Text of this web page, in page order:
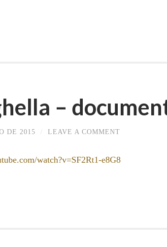
–
DE 2015 LEAVE A COMMENT
watch?v=SF2Rt1-e8G8